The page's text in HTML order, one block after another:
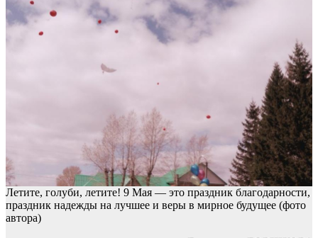
Летите, голуби, летите! 9 Мая — это праздник благодарности,
праздник надежды на лучшее и веры в мирное будущее (фото
автора)